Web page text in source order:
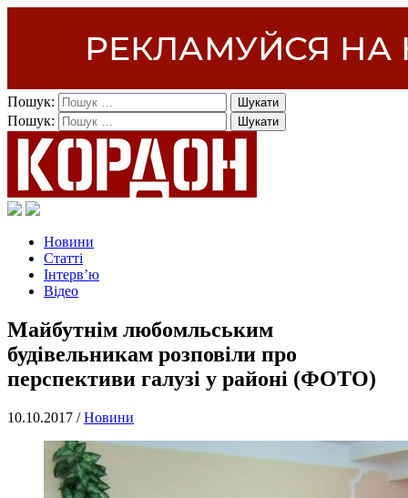
Пошук:
Пошук:
Новини
Статті
Інтерв’ю
Відео
Майбутнім любомльським
будівельникам розповіли про
перспективи галузі у районі (ФОТО)
10.10.2017 /Новини